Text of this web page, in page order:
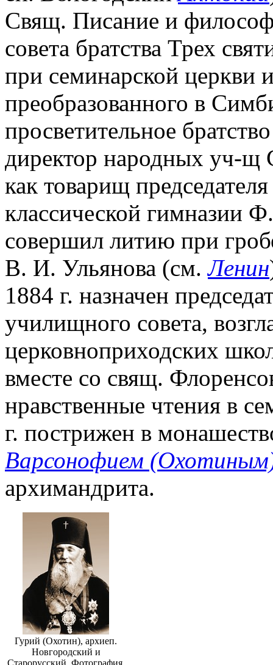
Свящ. Писание и
совета братства Трех
при семинарской церкви
преобразованного в
просветительное
директор народных уч-
как товарищ
классической гимназии
совершил литию при
В. И. Ульянова (см.Ленин
1884 г. назначен
училищного совета,
церковноприходских
вместе со свящ.
нравственные чтения в
г. пострижен в
Варсонофием
архимандрита.
Гурий (Охотин), архиеп.
Новгородский и
Старорусский. Фотография.